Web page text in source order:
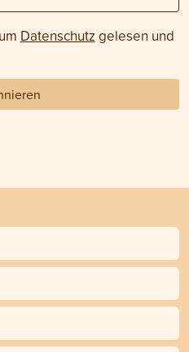
Datenschutz gelesen und